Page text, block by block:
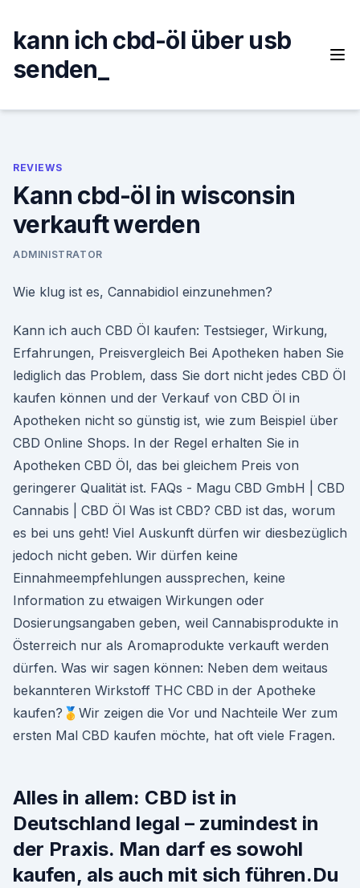
content
kann ich cbd-öl über usb
senden_
REVIEWS
Kann cbd-öl in wisconsin
verkauft werden
ADMINISTRATOR
Wie klug ist es, Cannabidiol einzunehmen?
Kann ich auch CBD Öl kaufen: Testsieger, Wirkung,
Erfahrungen, Preisvergleich Bei Apotheken haben Sie
lediglich das Problem, dass Sie dort nicht jedes CBD Öl
kaufen können und der Verkauf von CBD Öl in
Apotheken nicht so günstig ist, wie zum Beispiel über
CBD Online Shops. In der Regel erhalten Sie in
Apotheken CBD Öl, das bei gleichem Preis von
geringerer Qualität ist. FAQs - Magu CBD GmbH | CBD
Cannabis | CBD Öl Was ist CBD? CBD ist das, worum
es bei uns geht! Viel Auskunft dürfen wir diesbezüglich
jedoch nicht geben. Wir dürfen keine
Einnahmeempfehlungen aussprechen, keine
Information zu etwaigen Wirkungen oder
Dosierungsangaben geben, weil Cannabisprodukte in
Österreich nur als Aromaprodukte verkauft werden
dürfen. Was wir sagen können: Neben dem weitaus
bekannteren Wirkstoff THC CBD in der Apotheke
kaufen?🥇Wir zeigen die Vor und Nachteile Wer zum
ersten Mal CBD kaufen möchte, hat oft viele Fragen.
Alles in allem: CBD ist in
Deutschland legal – zumindest in
der Praxis. Man darf es sowohl
kaufen, als auch mit sich führen.Du